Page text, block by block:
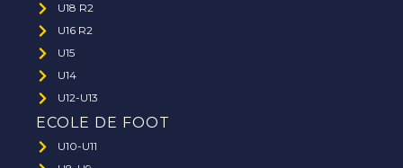
U18 R2
U16 R2
U15
U14
U12-U13
ECOLE DE FOOT
U10-U11